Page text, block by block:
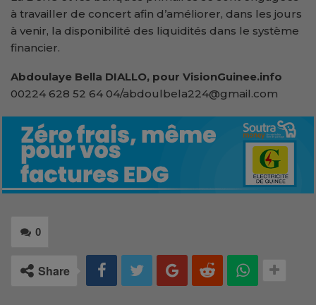
à travailler de concert afin d’améliorer, dans les jours
à venir, la disponibilité des liquidités dans le système
financier.
Abdoulaye Bella DIALLO, pour VisionGuinee.info
00224 628 52 64 04/abdoulbela224@gmail.com
0
Share